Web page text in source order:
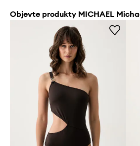
Objevte produkty MICHAEL